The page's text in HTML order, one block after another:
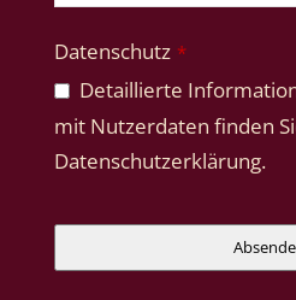
Datenschutz *
Detaillierte
mit Nutzerdaten finden
Datenschutzerklärung.